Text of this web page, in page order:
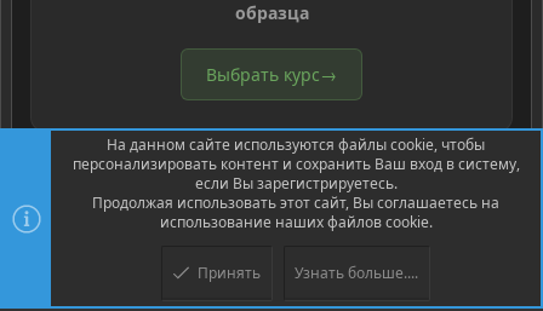
образца
Выбрать курс→
Community platform by XenForo ® © 2010-2026 XenForo Ltd.
© Jason Axelrod of 8WAYRUN
На данном сайте используются файлы cookie, чтобы
персонализировать контент и сохранить Ваш вход в систему,
если Вы зарегистрируетесь.
Продолжая использовать этот сайт, Вы соглашаетесь на
использование наших файлов cookie.
Принять Узнать больше....